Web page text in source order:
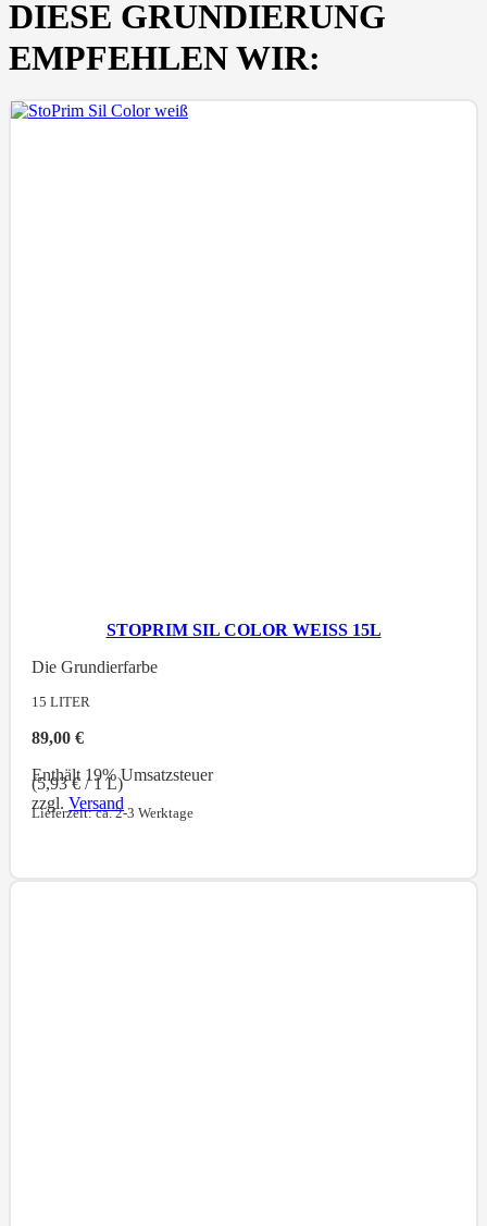
DIESE GRUNDIERUNG
EMPFEHLEN WIR:
STOPRIM SIL COLOR WEISS 15L
Die Grundierfarbe
15 LITER
89,00€
Enthält 19% Umsatzsteuer
(5,93€/ 1 L)
zzgl.Versand
Lieferzeit: ca. 2-3 Werktage